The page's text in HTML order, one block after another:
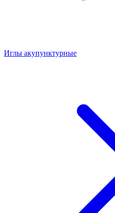
Иглы акупунктурные